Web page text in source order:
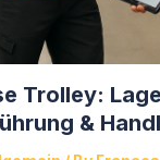
Trolley:
&